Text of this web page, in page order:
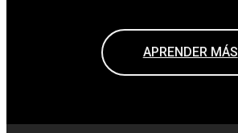
APRENDER MÁS